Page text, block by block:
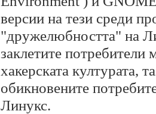
версии на тези среди
"дружелюбността" на
заклетите потребители
хакерската културата,
обикновените
Линукс.